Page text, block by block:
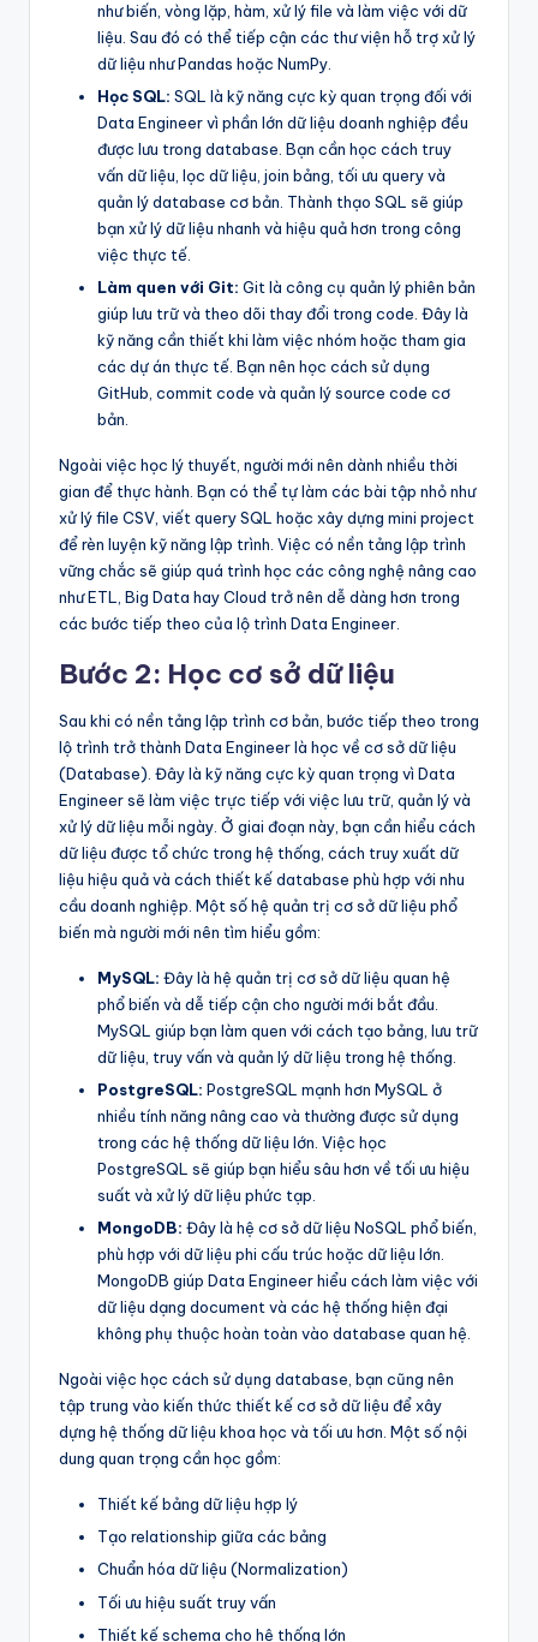
như biến, vòng lặp, hàm, xử lý file và làm việc với dữ
liệu. Sau đó có thể tiếp cận các thư viện hỗ trợ xử lý
dữ liệu như Pandas hoặc NumPy.
Học SQL: SQL là kỹ năng cực kỳ quan trọng đối với
Data Engineer vì phần lớn dữ liệu doanh nghiệp đều
được lưu trong database. Bạn cần học cách truy
vấn dữ liệu, lọc dữ liệu, join bảng, tối ưu query và
quản lý database cơ bản. Thành thạo SQL sẽ giúp
bạn xử lý dữ liệu nhanh và hiệu quả hơn trong công
việc thực tế.
Làm quen với Git: Git là công cụ quản lý phiên bản
giúp lưu trữ và theo dõi thay đổi trong code. Đây là
kỹ năng cần thiết khi làm việc nhóm hoặc tham gia
các dự án thực tế. Bạn nên học cách sử dụng
GitHub, commit code và quản lý source code cơ
bản.
Ngoài việc học lý thuyết, người mới nên dành nhiều thời
gian để thực hành. Bạn có thể tự làm các bài tập nhỏ như
xử lý file CSV, viết query SQL hoặc xây dựng mini project
để rèn luyện kỹ năng lập trình. Việc có nền tảng lập trình
vững chắc sẽ giúp quá trình học các công nghệ nâng cao
như ETL, Big Data hay Cloud trở nên dễ dàng hơn trong
các bước tiếp theo của lộ trình Data Engineer.
Bước 2: Học cơ sở dữ liệu
Sau khi có nền tảng lập trình cơ bản, bước tiếp theo trong
lộ trình trở thành Data Engineer là học về cơ sở dữ liệu
(Database). Đây là kỹ năng cực kỳ quan trọng vì Data
Engineer sẽ làm việc trực tiếp với việc lưu trữ, quản lý và
xử lý dữ liệu mỗi ngày. Ở giai đoạn này, bạn cần hiểu cách
dữ liệu được tổ chức trong hệ thống, cách truy xuất dữ
liệu hiệu quả và cách thiết kế database phù hợp với nhu
cầu doanh nghiệp. Một số hệ quản trị cơ sở dữ liệu phổ
biến mà người mới nên tìm hiểu gồm:
MySQL: Đây là hệ quản trị cơ sở dữ liệu quan hệ
phổ biến và dễ tiếp cận cho người mới bắt đầu.
MySQL giúp bạn làm quen với cách tạo bảng, lưu trữ
dữ liệu, truy vấn và quản lý dữ liệu trong hệ thống.
PostgreSQL: PostgreSQL mạnh hơn MySQL ở
nhiều tính năng nâng cao và thường được sử dụng
trong các hệ thống dữ liệu lớn. Việc học
PostgreSQL sẽ giúp bạn hiểu sâu hơn về tối ưu hiệu
suất và xử lý dữ liệu phức tạp.
MongoDB: Đây là hệ cơ sở dữ liệu NoSQL phổ biến,
phù hợp với dữ liệu phi cấu trúc hoặc dữ liệu lớn.
MongoDB giúp Data Engineer hiểu cách làm việc với
dữ liệu dạng document và các hệ thống hiện đại
không phụ thuộc hoàn toàn vào database quan hệ.
Ngoài việc học cách sử dụng database, bạn cũng nên
tập trung vào kiến thức thiết kế cơ sở dữ liệu để xây
dựng hệ thống dữ liệu khoa học và tối ưu hơn. Một số nội
dung quan trọng cần học gồm:
Thiết kế bảng dữ liệu hợp lý
Tạo relationship giữa các bảng
Chuẩn hóa dữ liệu (Normalization)
Tối ưu hiệu suất truy vấn
Thiết kế schema cho hệ thống lớn